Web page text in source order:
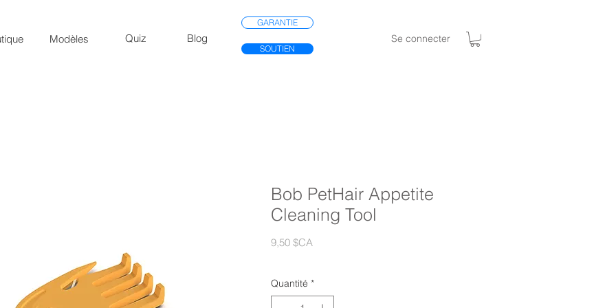
Se connecter
Modèles Quiz Blog
GARANTIE
SOUTIEN
Bob PetHair Appetite
Cleaning Tool
9,50 $CA
Quantité *